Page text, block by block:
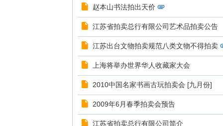
赵本山书法拍出天价
江苏省拍卖总行有限公司艺术品拍卖公告
江苏出台文物拍卖规范八类文物不得拍卖
上海将举办世界华人收藏家大会
2010中国名家书画古玩拍卖会 [九月份]
2009年6月春季拍卖会预告
江苏省拍卖总行有限公司简介